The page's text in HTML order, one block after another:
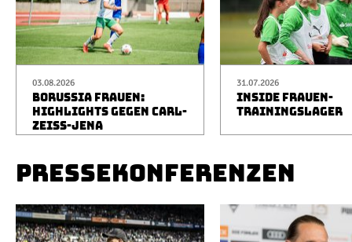
03.08.2026
BORUSSIA FRAUEN:
HIGHLIGHTS GEGEN CARL-
ZEISS-JENA
31.07.2026
INSIDE FRAUEN-
TRAININGSLAGER
PRESSEKONFERENZEN